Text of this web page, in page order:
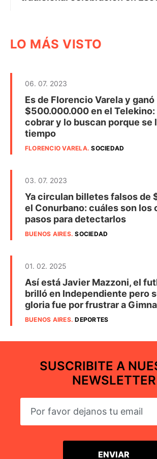
LO MÁS VISTO
06. 07. 2023
Es de Florencio Varela y ganó
$500.000.000 en el Telekino:
cobrar y lo buscan porque se
tiempo
FLORENCIO VARELA.SOCIEDAD
03. 07. 2023
Ya circulan billetes falsos de
el Conurbano: cuáles son los
pasos para detectarlos
BUENOS AIRES.SOCIEDAD
01. 02. 2025
Así está Javier Mazzoni, el
brilló en Independiente pero
gloria fue por frustrar a
BUENOS AIRES.DEPORTES
SUSCRIBITE A
NEWSLETTER